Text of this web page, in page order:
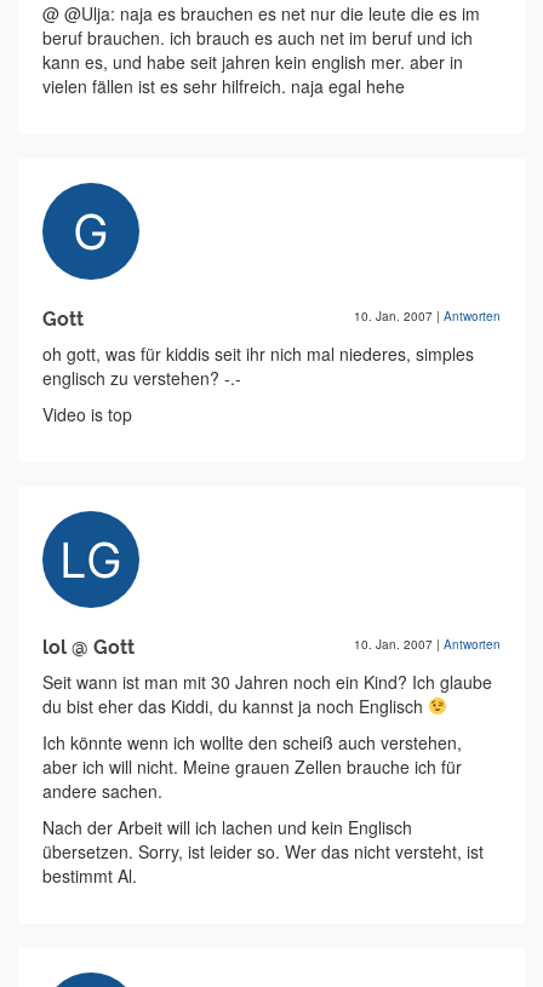
@ @Ulja: naja es brauchen es net nur die leute die es im
beruf brauchen. ich brauch es auch net im beruf und ich
kann es, und habe seit jahren kein english mer. aber in
vielen fällen ist es sehr hilfreich. naja egal hehe
Gott 10. Jan. 2007 | Antworten
oh gott, was für kiddis seit ihr nich mal niederes, simples
englisch zu verstehen? -.-
Video is top
lol @ Gott 10. Jan. 2007 | Antworten
Seit wann ist man mit 30 Jahren noch ein Kind? Ich glaube
du bist eher das Kiddi, du kannst ja noch Englisch
Ich könnte wenn ich wollte den scheiß auch verstehen,
aber ich will nicht. Meine grauen Zellen brauche ich für
andere sachen.
Nach der Arbeit will ich lachen und kein Englisch
übersetzen. Sorry, ist leider so. Wer das nicht versteht, ist
bestimmt Al.